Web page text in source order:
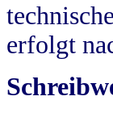
erfolgt